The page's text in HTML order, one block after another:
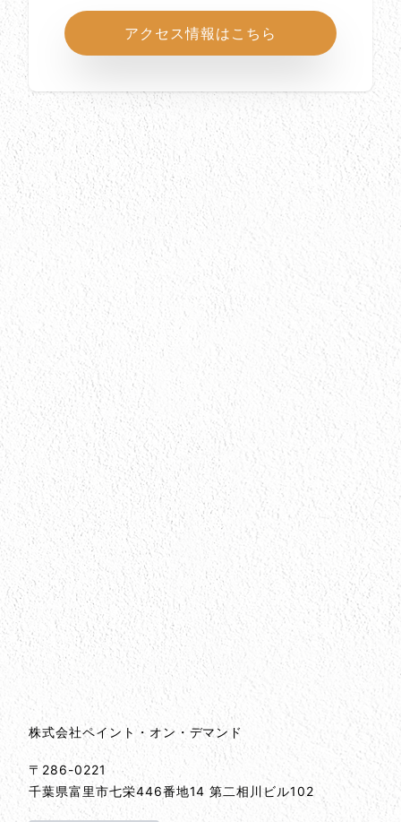
アクセス情報はこちら
所在地
会社情報とサイトマップ
会社情報
株式会社ペイント・オン・デマンド
〒286-0221
千葉県富里市七栄446番地14 第二相川ビル102